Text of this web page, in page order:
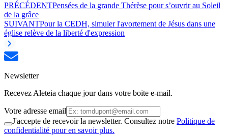
PRÉCÉDENTPensées de la grande Thérèse pour s’ouvrir au Soleil
de la grâce
SUIVANTPour la CEDH, simuler l'avortement de Jésus dans une
église relève de la liberté d'expression
Newsletter
Recevez Aleteia chaque jour dans votre boite e-mail.
Votre adresse email
J'accepte de recevoir la newsletter. Consultez notre Politique de
confidentialité pour en savoir plus.